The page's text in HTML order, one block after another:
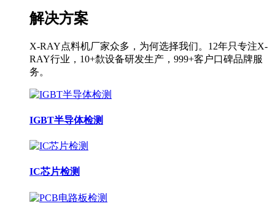
解决方案
X-RAY点料机厂家众多，为何选择我们。12年只专注X-
RAY行业，10+歀设备研发生产，999+客户口碑品牌服
务。
IGBT半导体检测
IC芯片检测